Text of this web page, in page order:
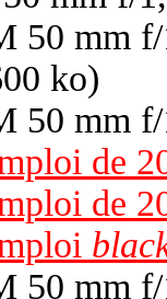
50 mm
ko)
50 mm
de
de
50 mm